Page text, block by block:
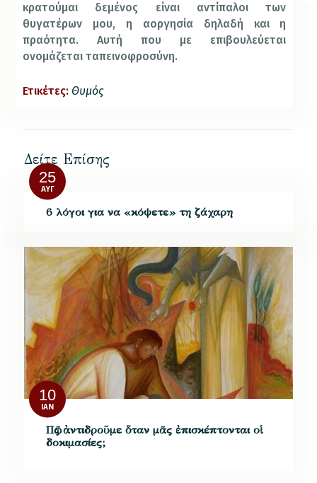
κρατούμαι δεμένος είναι αντίπαλοι των
θυγατέρων μου, η αοργησία δηλαδή και η
πραότητα. Αυτή που με επιβουλεύεται
ονομάζεται ταπεινοφροσύνη.
Ετικέτες: Θυμός
Δείτε Επίσης
25
ΑΥΓ
6 λόγοι για να «κόψετε» τη ζάχαρη
10
ΙΑΝ
Πῶς ἀν­τι­δροῦ­με ὅ­ταν μᾶς ἐ­πι­σκέ­πτον­ται οἱ
δο­κι­μα­σί­ες;